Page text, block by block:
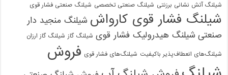
شیلنگ آتش نشانی برزنتی شیلنگ صنعتی تخصصی شیلنگ صنعتی فشار قوی
شیلنگ فشار قوی کارواش شیلنگ منجید دار
صنعتی شیلنگ هیدرولیک فشار قوی شیلنگ گاز شیلنگ گاز ارزان
شیلنگ‌های انعطاف‌پذیر باکیفیت شیلنگ‌های فشار قوی فروش